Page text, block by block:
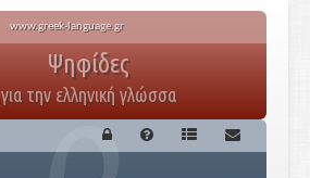
www.greek-language.gr
Ψηφίδες
για την ελληνική γλώσσα